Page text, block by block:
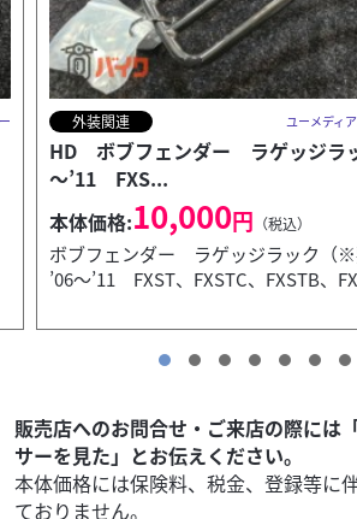
外装関連 ユーメディ
HD デタッチャブルソロラック
FXST/他...
本体価格:20,000円 （税込）
デタッチャブルソロラック ’06～
FXSTS ’06～’09FXSTB ...
販売店へのお問合せ・ご来店の際には
サーを見た」とお伝えください。
本体価格には保険料、税金、登録等に
ておりません。